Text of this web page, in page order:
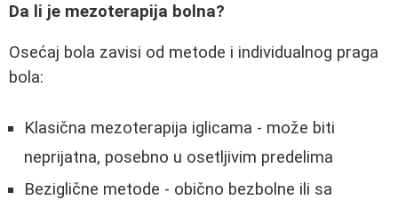
Da li je mezoterapija bolna?
Osećaj bola zavisi od metode i individualnog praga
bola:
Klasična mezoterapija iglicama - može biti
neprijatna, posebno u osetljivim predelima
Beziglične metode - obično bezbolne ili sa